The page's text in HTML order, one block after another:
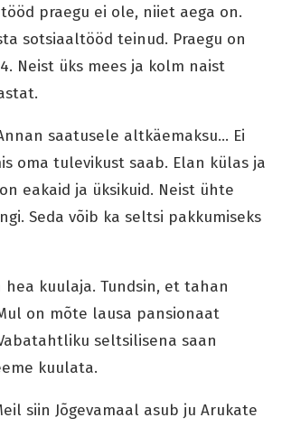
praegu ei ole, niiet aega on.
sotsiaaltööd teinud. Praegu on
Neist üks mees ja kolm naist
saatusele altkäemaksu… Ei
oma tulevikust saab. Elan külas ja
eakaid ja üksikuid. Neist ühte
Seda võib ka seltsi pakkumiseks
hea kuulaja. Tundsin, et tahan
on mõte lausa pansionaat
seltsilisena saan
kuulata.
siin Jõgevamaal asub ju Arukate